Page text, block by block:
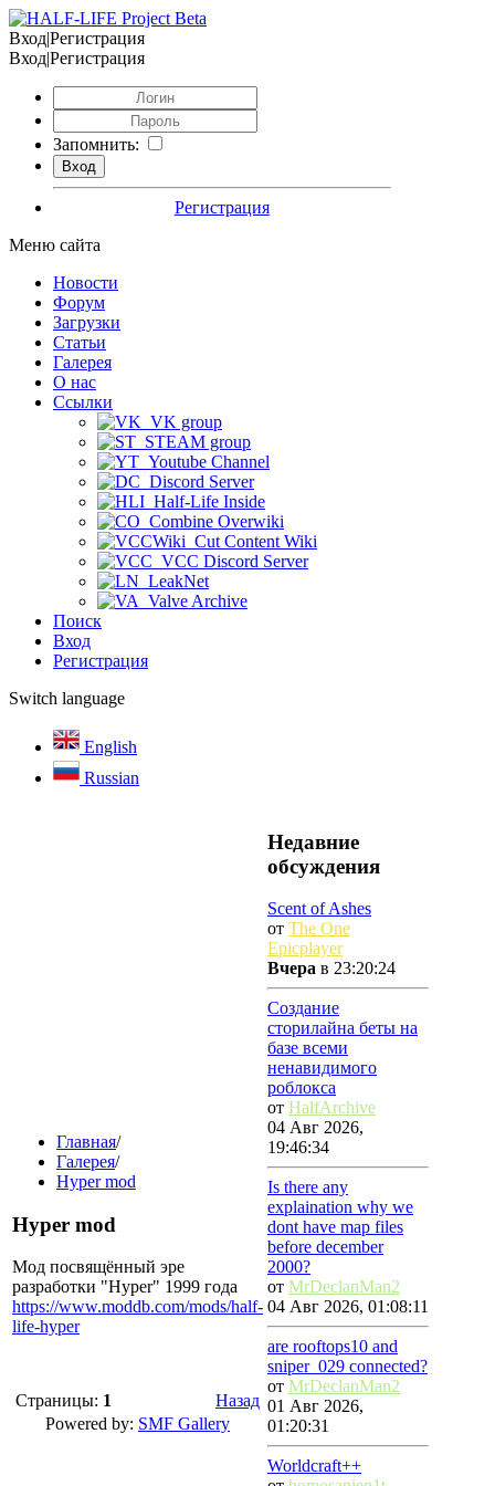
Вход|Регистрация
Вход|Регистрация
Запомнить:
Регистрация
Меню сайта
Новости
Форум
Загрузки
Статьи
Галерея
О нас
Ссылки
VK group
STEAM group
Youtube Channel
Discord Server
Half-Life Inside
Combine Overwiki
Cut Content Wiki
VCC Discord Server
LeakNet
Valve Archive
Поиск
Вход
Регистрация
Switch language
English
Russian
Главная/
Галерея/
Hyper mod
Hyper mod
Мод посвящённый эре
разработки "Hyper" 1999 года
https://www.moddb.com/mods/half-
life-hyper
Страницы: 1
Назад
Powered by: SMF Gallery
Недавние
обсуждения
Scent of Ashes
от The One
Epicplayer
Вчера в 23:20:24
Создание
сторилайна беты на
базе всеми
ненавидимого
роблокса
от HalfArchive
04 Авг 2026,
19:46:34
Is there any
explaination why we
dont have map files
before december
2000?
от MrDeclanMan2
04 Авг 2026, 01:08:11
are rooftops10 and
sniper_029 connected?
от MrDeclanMan2
01 Авг 2026,
01:20:31
Worldcraft++